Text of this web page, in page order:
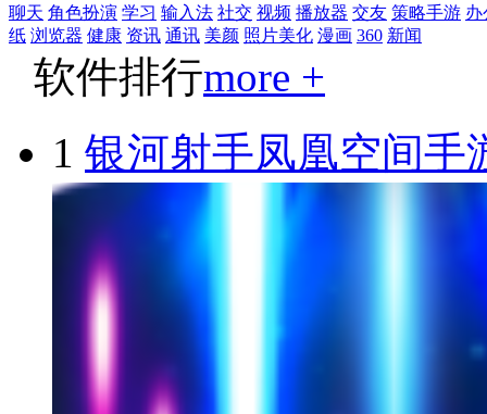
聊天 角色扮演 学习 输入法 社交 视频 播放器 交友 策略手游 办
纸 浏览器 健康 资讯 通讯 美颜 照片美化 漫画 360 新闻
软件排行more +
1 银河射手凤凰空间手